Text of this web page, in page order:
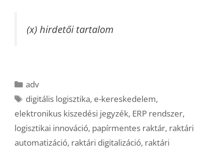
(x) hirdetői tartalom
Kategória
adv
Címkék
digitális logisztika, e-kereskedelem,
elektronikus kiszedési jegyzék, ERP rendszer,
logisztikai innováció, papírmentes raktár, raktári
automatizáció, raktári digitalizáció, raktári